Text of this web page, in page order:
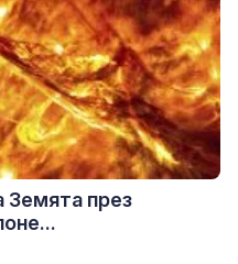
Земята през